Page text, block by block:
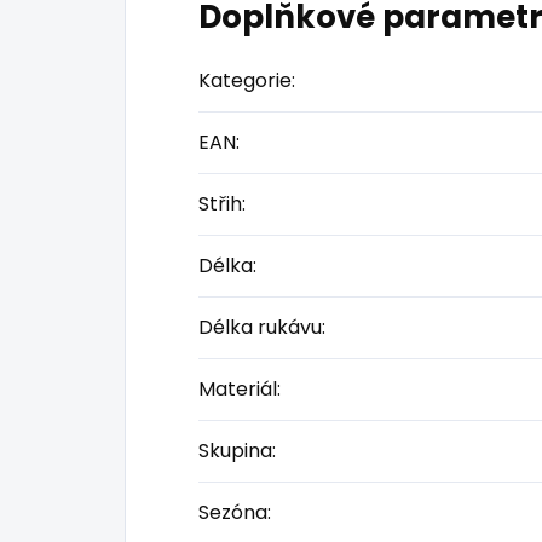
Doplňkové
Kategorie:
EAN:
Střih:
Délka:
Délka rukávu:
Materiál:
Skupina:
Sezóna: